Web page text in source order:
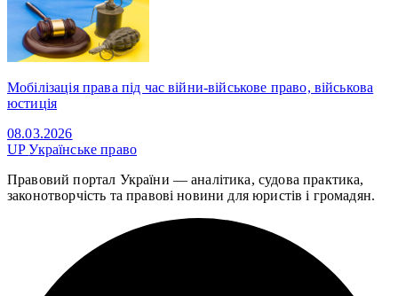
Мобілізація права під час війни-військове право, військова
юстиція
08.03.2026
UPУкраїнське право
Правовий портал України — аналітика, судова практика,
законотворчість та правові новини для юристів і громадян.